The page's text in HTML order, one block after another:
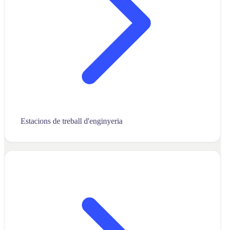
Estacions de treball d'enginyeria